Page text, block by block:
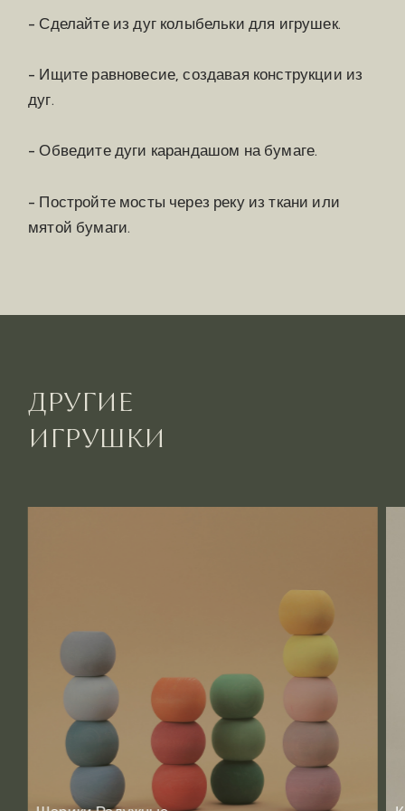
- Сделайте из дуг колыбельки для игрушек.
- Ищите равновесие, создавая конструкции из
дуг.
- Обведите дуги карандашом на бумаге.
- Постройте мосты через реку из ткани или
мятой бумаги.
ДРУГИЕ
ИГРУШКИ